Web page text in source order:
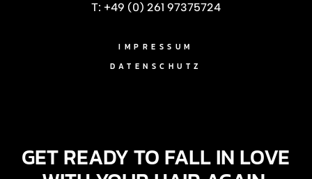
T: +49 (0) 261 97375724
IMPRESSUM
DATENSCHUTZ
GET READY TO FALL IN LOVE